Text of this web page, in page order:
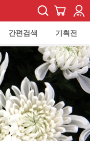
간편검색 기획전